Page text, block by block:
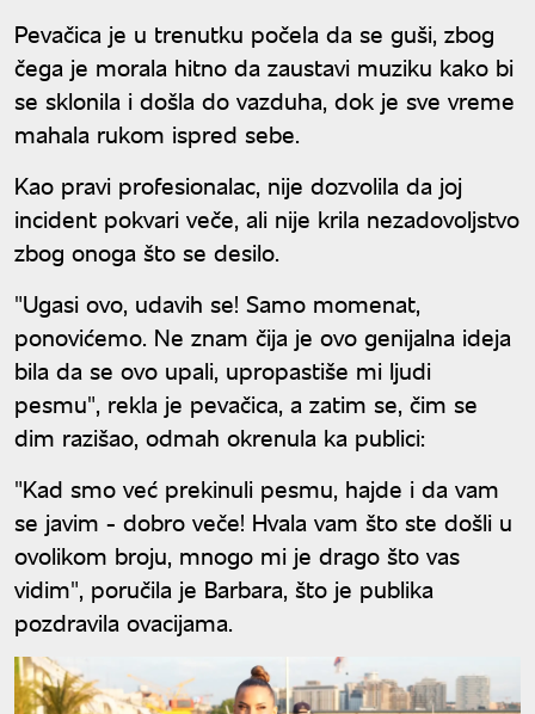
Pevačica je u trenutku počela da se guši, zbog
čega je morala hitno da zaustavi muziku kako bi
se sklonila i došla do vazduha, dok je sve vreme
mahala rukom ispred sebe.
Kao pravi profesionalac, nije dozvolila da joj
incident pokvari veče, ali nije krila nezadovoljstvo
zbog onoga što se desilo.
"Ugasi ovo, udavih se! Samo momenat,
ponovićemo. Ne znam čija je ovo genijalna ideja
bila da se ovo upali, upropastiše mi ljudi
pesmu", rekla je pevačica, a zatim se, čim se
dim razišao, odmah okrenula ka publici:
"Kad smo već prekinuli pesmu, hajde i da vam
se javim - dobro veče! Hvala vam što ste došli u
ovolikom broju, mnogo mi je drago što vas
vidim", poručila je Barbara, što je publika
pozdravila ovacijama.